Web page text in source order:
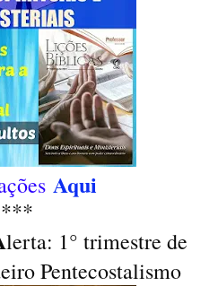
Aqui
***
lerta: 1° trimestre de
Pentecostalismo